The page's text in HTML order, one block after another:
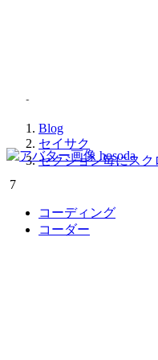
Blog
セイサク
セクション毎にス
セクショ
hosoda
7
コーディング
コーダー